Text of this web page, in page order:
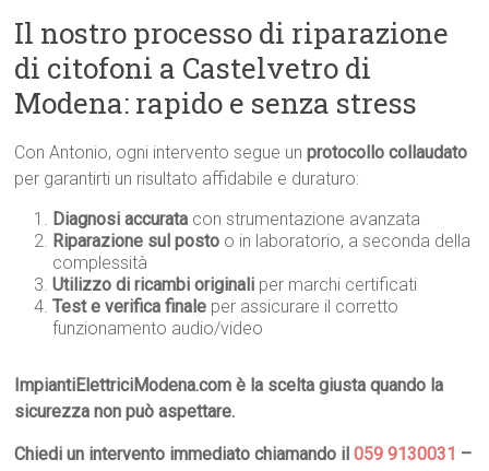
Il nostro processo di riparazione
di citofoni a Castelvetro di
Modena: rapido e senza stress
Con Antonio, ogni intervento segue unprotocollo collaudato
per garantirti un risultato affidabile e duraturo:
Diagnosi accurata con strumentazione avanzata
Riparazione sul posto o in laboratorio, a seconda della
complessità
Utilizzo di ricambi originali per marchi certificati
Test e verifica finale per assicurare il corretto
funzionamento audio/video
ImpiantiElettriciModena.com è la scelta giusta quando la
sicurezza non può aspettare.
Chiedi un intervento immediato chiamando il059 9130031 –